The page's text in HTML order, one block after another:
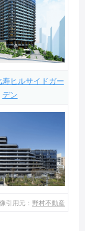
ヒルサイドガー
デン
引用元： 野村不動産